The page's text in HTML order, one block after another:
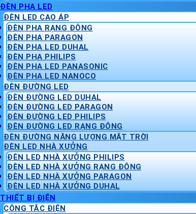
ĐÈN PHA LED
ĐÈN LED CAO ÁP
ĐÈN PHA RẠNG ĐÔNG
ĐÈN PHA PARAGON
ĐÈN PHA LED DUHAL
ĐÈN PHA PHILIPS
ĐÈN PHA LED PANASONIC
ĐÈN PHA LED NANOCO
ĐÈN ĐƯỜNG LED
ĐÈN ĐƯỜNG LED DUHAL
ĐÈN ĐƯỜNG LED PARAGON
ĐÈN ĐƯỜNG LED PHILIPS
ĐÈN ĐƯỜNG LED RẠNG ĐÔNG
ĐÈN ĐƯỜNG NĂNG LƯỢNG MẶT TRỜI
ĐÈN LED NHÀ XƯỞNG
ĐÈN LED NHÀ XƯỞNG PHILIPS
ĐÈN LED NHÀ XƯỞNG RẠNG ĐÔNG
ĐÈN LED NHÀ XƯỞNG PARAGON
ĐÈN LED NHÀ XƯỞNG DUHAL
THIẾT BỊ ĐIỆN
CÔNG TẮC ĐIỆN